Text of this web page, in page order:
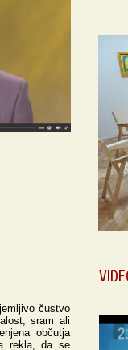
čustvo
sram ali
občutja
rekla, da se